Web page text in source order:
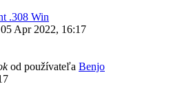
.308 Win
05 Apr 2022, 16:17
od používateľa Benjo